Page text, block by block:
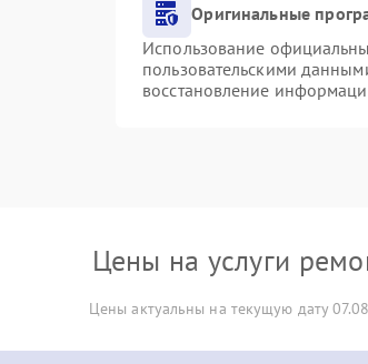
Оригинальные
Использование
пользовательскими
восстановление
Цены на услуги
Цены актуальны на текущую дату